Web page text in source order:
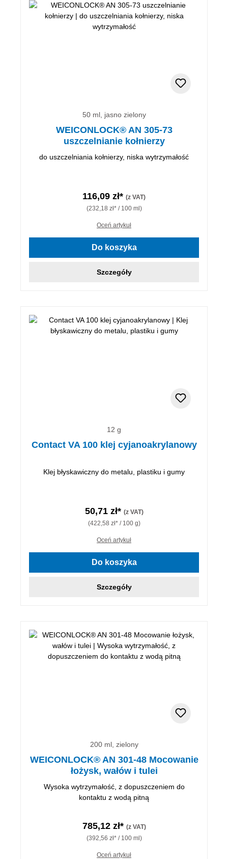
50 ml, jasno zielony
WEICONLOCK® AN 305-73
uszczelnianie kołnierzy
do uszczelniania kołnierzy, niska wytrzymałość
116,09 zł* (z VAT)
(232,18 zł* / 100 ml)
Oceń artykuł
Do koszyka
Szczegóły
12 g
Contact VA 100 klej cyjanoakrylanowy
Klej błyskawiczny do metalu, plastiku i gumy
50,71 zł* (z VAT)
(422,58 zł* / 100 g)
Oceń artykuł
Do koszyka
Szczegóły
200 ml, zielony
WEICONLOCK® AN 301-48 Mocowanie
łożysk, wałów i tulei
Wysoka wytrzymałość, z dopuszczeniem do
kontaktu z wodą pitną
785,12 zł* (z VAT)
(392,56 zł* / 100 ml)
Oceń artykuł